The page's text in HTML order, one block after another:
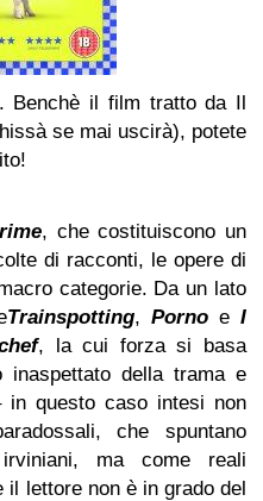
Benchè il film tratto da Il
se mai uscirà), potete
, che costituiscono un
di racconti, le opere di
categorie. Da un lato
Trainspotting, Porno e I
, la cui forza si basa
inaspettato della trama e
questo caso intesi non
che spuntano
ma come reali
lettore non è in grado del